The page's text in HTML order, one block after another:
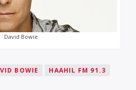
David Bowie
BOWIE HAAHIL FM 91.3